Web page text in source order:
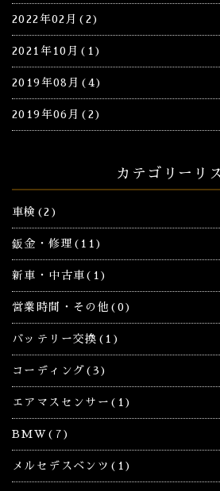
2022年02月(2)
2021年10月(1)
2019年08月(4)
2019年06月(2)
カテゴリーリ
車検(2)
鈑金・修理(11)
新車・中古車(1)
営業時間・その他(0)
バッテリー交換(1)
コーディング(3)
エアマスセンサー(1)
BMW(7)
メルセデスベンツ(1)